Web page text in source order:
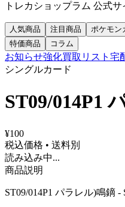
トレカショップラム 公式サ
人気商品 注目商品 ポケモン
特価商品
コラム
お知らせ強化買取リスト 宅
シングルカード
ST09/014P1
¥100
税込価格 • 送料別
読み込み中...
商品説明
ST09/014P1 パラレル)鳴鏑 -